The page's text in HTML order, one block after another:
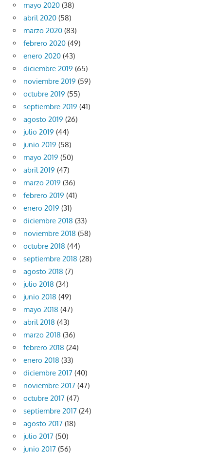
mayo 2020 (38)
abril 2020 (58)
marzo 2020 (83)
febrero 2020 (49)
enero 2020 (43)
diciembre 2019 (65)
noviembre 2019 (59)
octubre 2019 (55)
septiembre 2019 (41)
agosto 2019 (26)
julio 2019 (44)
junio 2019 (58)
mayo 2019 (50)
abril 2019 (47)
marzo 2019 (36)
febrero 2019 (41)
enero 2019 (31)
diciembre 2018 (33)
noviembre 2018 (58)
octubre 2018 (44)
septiembre 2018 (28)
agosto 2018 (7)
julio 2018 (34)
junio 2018 (49)
mayo 2018 (47)
abril 2018 (43)
marzo 2018 (36)
febrero 2018 (24)
enero 2018 (33)
diciembre 2017 (40)
noviembre 2017 (47)
octubre 2017 (47)
septiembre 2017 (24)
agosto 2017 (18)
julio 2017 (50)
junio 2017 (56)